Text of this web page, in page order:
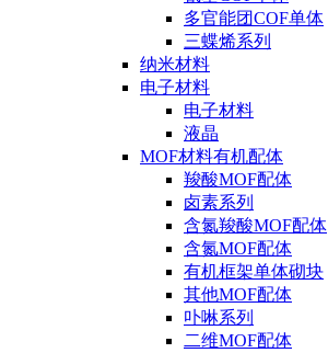
多官能团COF单体
三蝶烯系列
纳米材料
电子材料
电子材料
液晶
MOF材料有机配体
羧酸MOF配体
卤素系列
含氮羧酸MOF配体
含氮MOF配体
有机框架单体砌块
其他MOF配体
卟啉系列
二维MOF配体